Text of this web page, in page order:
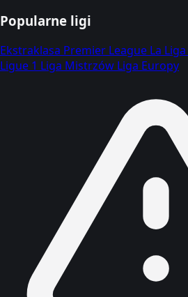
Popularne ligi
Ekstraklasa Premier League La Liga
Ligue 1 Liga Mistrzów Liga Europy